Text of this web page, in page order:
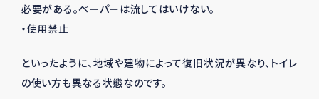
必要がある。ペーパーは流してはいけない。
・使用禁止
といったように、地域や建物によって復旧状況が異なり、トイレ
の使い方も異なる状態なのです。